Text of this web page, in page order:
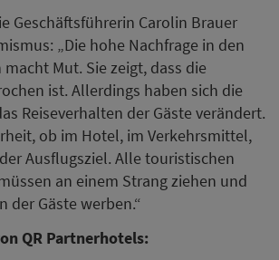
Geschäftsführerin Carolin Brauer
„Die hohe Nachfrage in den
Mut. Sie zeigt, dass die
ist. Allerdings haben sich die
Reiseverhalten der Gäste verändert.
ob im Hotel, im Verkehrsmittel,
Ausflugsziel. Alle touristischen
an einem Strang ziehen und
der Gäste werben.“
QR Partnerhotels: